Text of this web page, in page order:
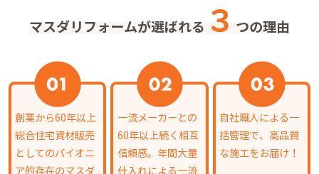
マスダリフォームが選ばれる ３ つの理由
創業から60年以上
総合住宅資材販売
としてのパイオニ
ア的存在のマスダ
一流メーカーとの
60年以上続く相互
信頼感。年間大量
仕入れによる一流
自社職人による一
括管理で、高品質
な施工をお届け！